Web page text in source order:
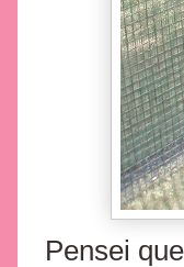
Pensei